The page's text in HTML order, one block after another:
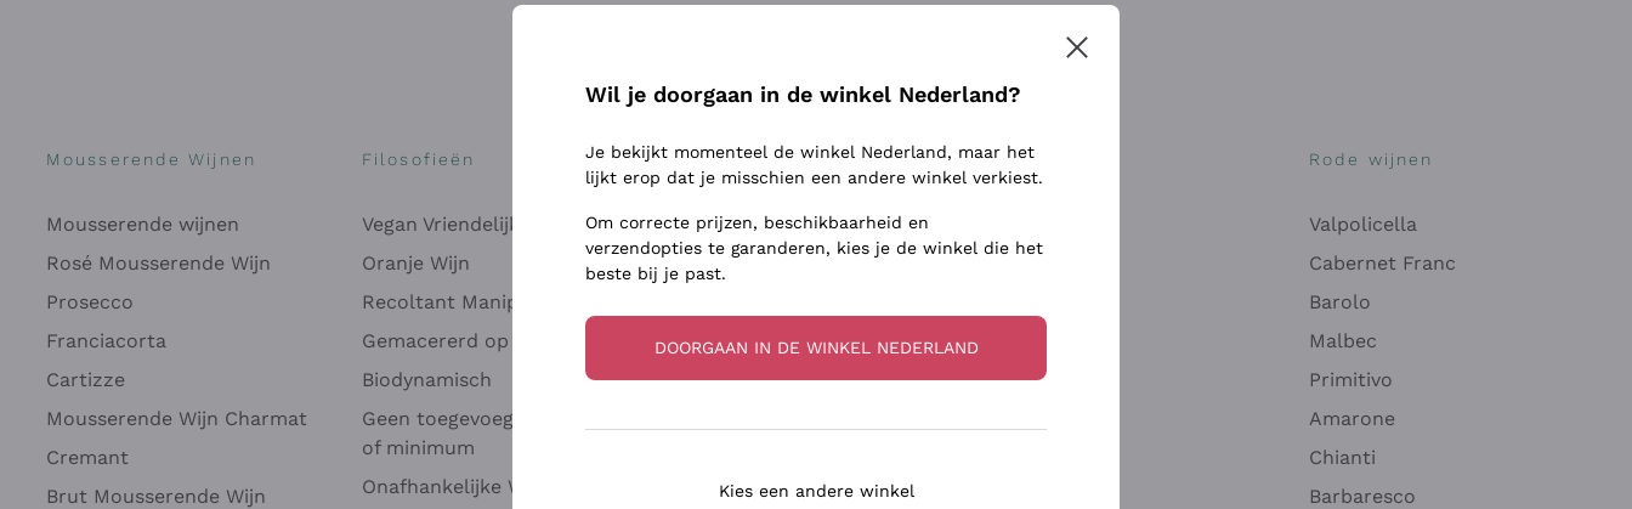
Mousserende Wijnen
Mousserende wijnen
Rosé Mousserende Wijn
Prosecco
Franciacorta
Cartizze
Mousserende Wijn Charmat
Cremant
Brut Mousserende Wijn
Filosofieën
Vegan Vriendelijk
Oranje Wijn
Recoltant Manipulant
Gemacererd op druivenhuid
Biodynamisch
Geen toegevoegde sulfieten
of minimum
Onafhankelijke Wijnbouwers
Producenten
Antinori
Ornellaia
Donnafugata
Occhipinti Arianna
Argiolas
Witte Wijnen
Greco
Riesling
Rode wijnen
Valpolicella
Cabernet Franc
Barolo
Malbec
Primitivo
Amarone
Chianti
Barbaresco
Wil je doorgaan in de winkel Nederland?
Je bekijkt momenteel de winkel Nederland, maar het
lijkt erop dat je misschien een andere winkel verkiest.
Om correcte prijzen, beschikbaarheid en
verzendopties te garanderen, kies je de winkel die het
beste bij je past.
DOORGAAN IN DE WINKEL NEDERLAND
Kies een andere winkel